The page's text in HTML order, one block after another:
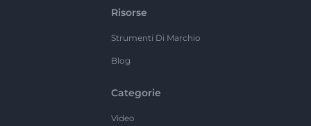
Risorse
Strumenti Di Marchio
Blog
Categorie
Video